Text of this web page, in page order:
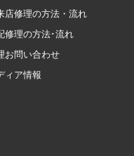
店修理の方法・流れ
修理の方法･流れ
お問い合わせ
ィア情報